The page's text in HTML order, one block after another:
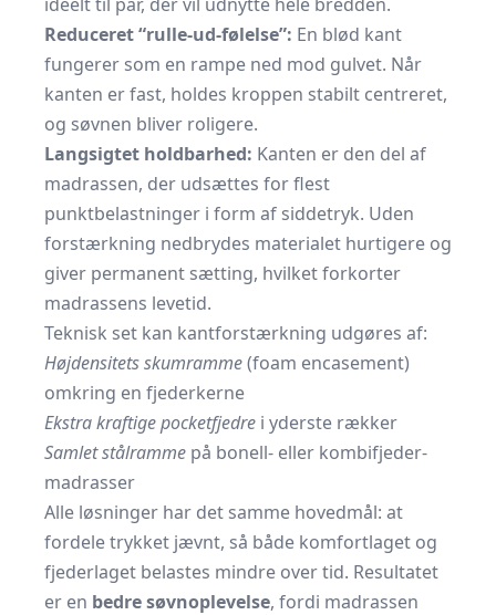
Reduceret “rulle-ud-følelse”: En blød kant
fungerer som en rampe ned mod gulvet. Når
kanten er fast, holdes kroppen stabilt centreret,
og søvnen bliver roligere.
Langsigtet holdbarhed: Kanten er den del af
madrassen, der udsættes for flest
punktbelastninger i form af siddetryk. Uden
forstærkning nedbrydes materialet hurtigere og
giver permanent sætting, hvilket forkorter
madrassens levetid.
Teknisk set kan kantforstærkning udgøres af:
Højdensitets skumramme(foam encasement)
omkring en fjederkerne
Ekstra kraftige pocketfjedre i yderste rækker
Samlet stålramme på bonell- eller kombifjeder-
madrasser
Alle løsninger har det samme hovedmål: at
fordele trykket jævnt, så både komfortlaget og
fjederlaget belastes mindre over tid. Resultatet
er en bedre søvnoplevelse, fordi madrassen